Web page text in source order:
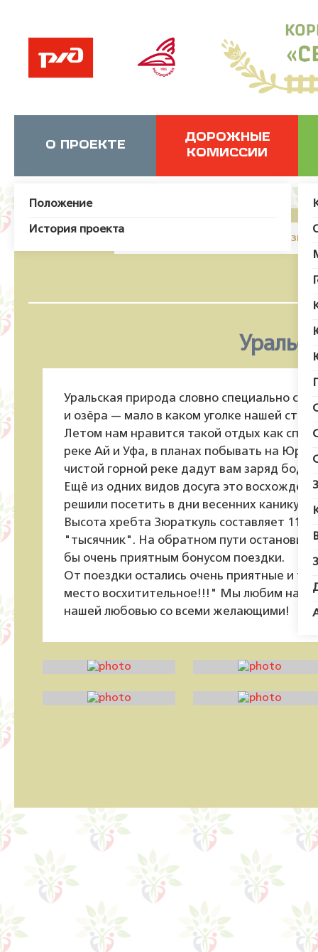
О ПРОЕКТЕ
Положение
История проекта
ДОРОЖНЫЕ
КОМИССИИ
JUser: :_load: Не удалось
Уральская природа словно специально
и озёра — мало в каком уголке нашей
Летом нам нравится такой отдых как
реке Ай и Уфа, в планах побывать на
чистой горной реке дадут вам заряд
Ещё из одних видов досуга это
решили посетить в дни весенних каникул.
Высота хребта Зюраткуль составляет
"тысячник". На обратном пути
бы очень приятным бонусом поездки.
От поездки остались очень приятные и
место восхитительное!!!" Мы любим наш
нашей любовью со всеми желающими!